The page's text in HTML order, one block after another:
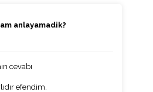
anlayamadik?
cevabı
efendim.